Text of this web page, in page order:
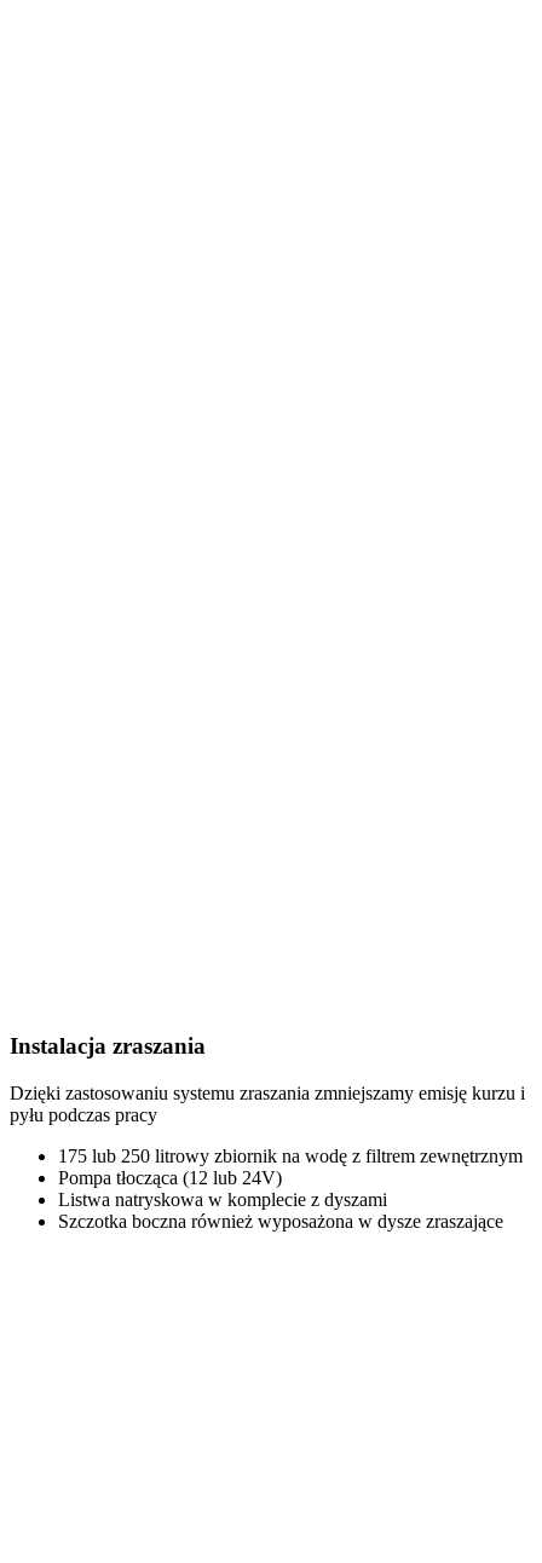
Instalacja zraszania
Dzięki zastosowaniu systemu zraszania zmniejszamy emisję kurzu i
pyłu podczas pracy
175 lub 250 litrowy zbiornik na wodę z filtrem zewnętrznym
Pompa tłocząca (12 lub 24V)
Listwa natryskowa w komplecie z dyszami
Szczotka boczna również wyposażona w dysze zraszające